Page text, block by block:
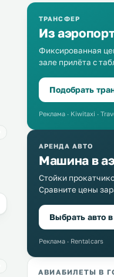
ТРАНСФЕР
Из
Фиксированная
зале прилёта с
Подобрать
Реклама · Kiwitaxi ·
АРЕНДА АВТО
Машина в
Стойки
Сравните цены
Выбрать авто в
Реклама · Rentalcars
АВИАБИЛЕТЫ В